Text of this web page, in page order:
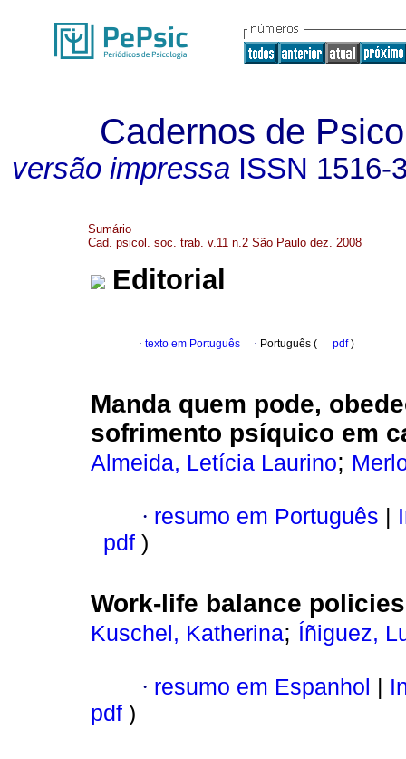
Cadernos de
versão impressa ISSN 1516-
Sumário
Cad. psicol. soc. trab. v.11 n.2 São Paulo dez. 2008
Editorial
· texto em Português · Português ( pdf)
Manda quem pode,
sofrimento psíquico em
Almeida, Letícia Laurino;
· resumo em Português |
pdf )
Work-life balance policies
Kuschel, Katherina; Íñiguez,
· resumo em Espanhol |
pdf )